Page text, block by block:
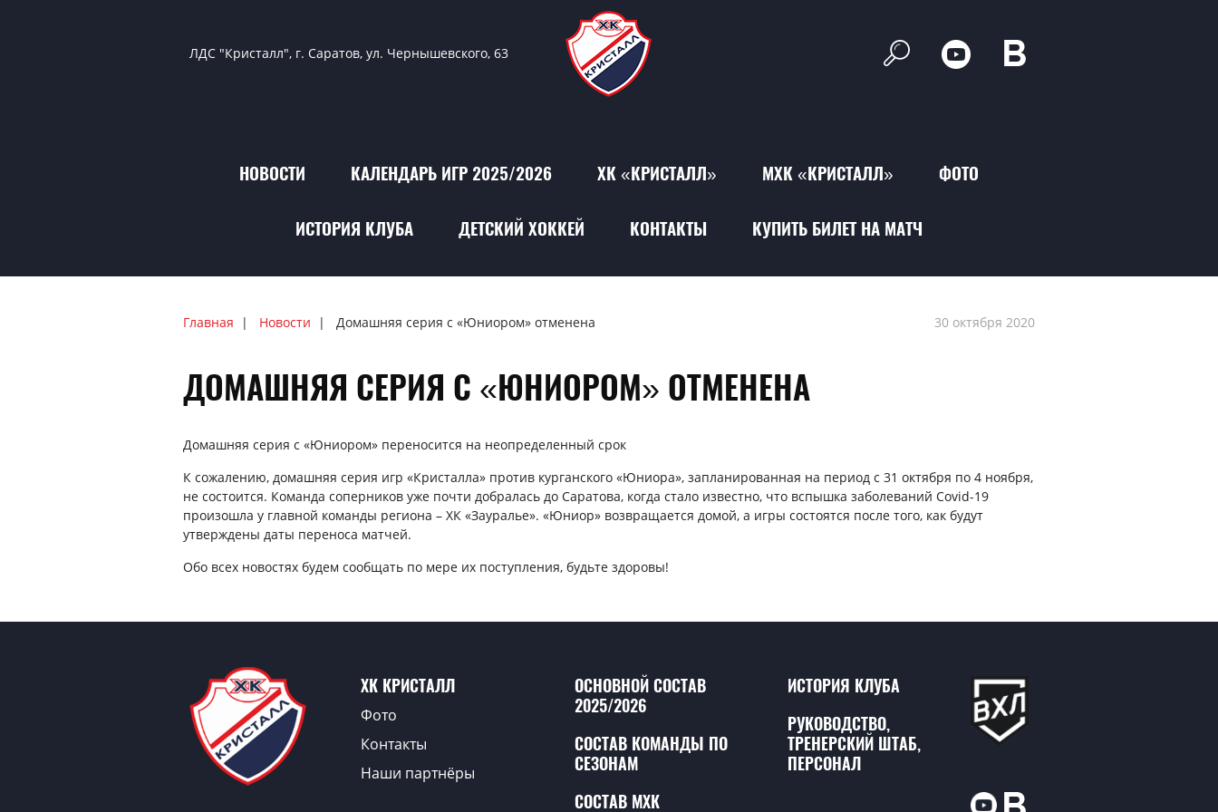
ЛДС "Кристалл", г. Саратов, ул. Чернышевского, 63
НОВОСТИ КАЛЕНДАРЬ ИГР 2025/2026 ХК «КРИСТАЛЛ» МХК «КРИСТАЛЛ» ФОТО
ИСТОРИЯ КЛУБА ДЕТСКИЙ ХОККЕЙ КОНТАКТЫ КУПИТЬ БИЛЕТ НА МАТЧ
Главная Новости Домашняя серия с «Юниором» отменена 30 октября 2020
ДОМАШНЯЯ СЕРИЯ С «ЮНИОРОМ» ОТМЕНЕНА
Домашняя серия с «Юниором» переносится на неопределенный срок
К сожалению, домашняя серия игр «Кристалла» против курганского «Юниора», запланированная на период с 31 октября по 4 ноября,
не состоится. Команда соперников уже почти добралась до Саратова, когда стало известно, что вспышка заболеваний Covid-19
произошла у главной команды региона – ХК «Зауралье». «Юниор» возвращается домой, а игры состоятся после того, как будут
утверждены даты переноса матчей.
Обо всех новостях будем сообщать по мере их поступления, будьте здоровы!
ХК КРИСТАЛЛ
Фото
Контакты
Наши партнёры
ОСНОВНОЙ СОСТАВ
2025/2026
СОСТАВ КОМАНДЫ ПО
СЕЗОНАМ
СОСТАВ МХК
ИСТОРИЯ КЛУБА
РУКОВОДСТВО,
ТРЕНЕРСКИЙ ШТАБ,
ПЕРСОНАЛ